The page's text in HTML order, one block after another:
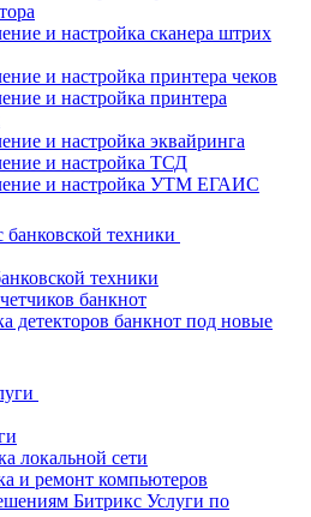
и настройка сканера штрих
и настройка принтера чеков
и настройка принтера
и настройка эквайринга
и настройка ТСД
и настройка УТМ ЕГАИС
банковской техники
техники
банкнот
детекторов банкнот под новые
локальной сети
и ремонт компьютеров
Услуги по